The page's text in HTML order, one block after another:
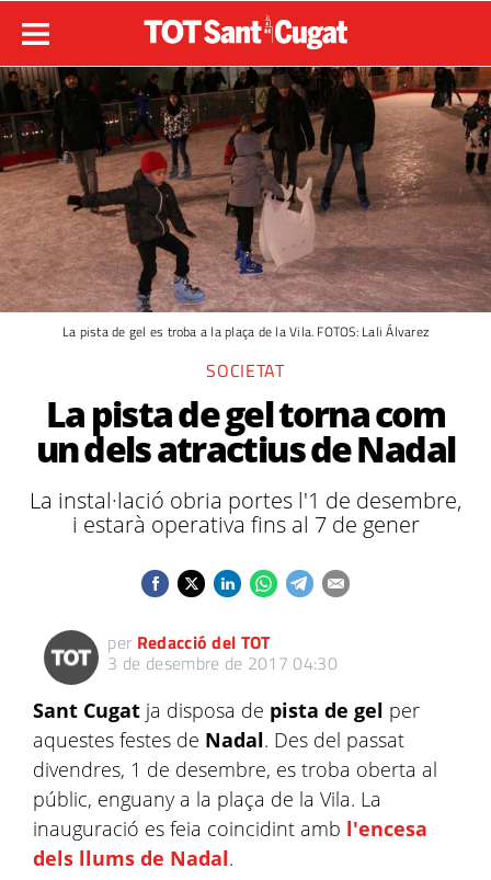
La pista de gel es troba a la plaça de la Vila. FOTOS: Lali Álvarez
SOCIETAT
La pista de gel torna com
un dels atractius de Nadal
La instal·lació obria portes l'1 de desembre,
i estarà operativa fins al 7 de gener
per Redacció del TOT
3 de desembre de 2017 04:30
Sant Cugat ja disposa de pista de gel per
aquestes festes de Nadal. Des del passat
divendres, 1 de desembre, es troba oberta al
públic, enguany a la plaça de la Vila. La
inauguració es feia coincidint amb l'encesa
dels llums de Nadal.